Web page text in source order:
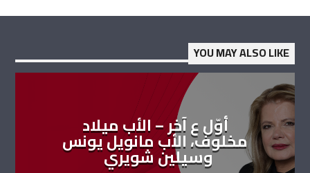
YOU MAY ALSO LIKE
أوّل ع آخر – الأب ميلاد
مخلوف، الأب مانويل يونس
وسيلين شويري